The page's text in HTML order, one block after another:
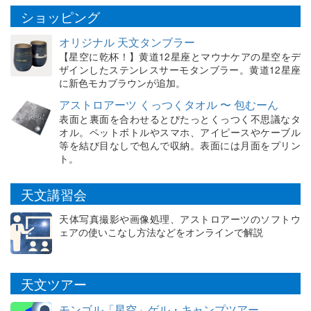
ショッピング
オリジナル 天文タンブラー
【星空に乾杯！】黄道12星座とマウナケアの星空をデ
ザインしたステンレスサーモタンブラー。黄道12星座
に新色モカブラウンが追加。
アストロアーツ くっつくタオル 〜 包むーん
表面と裏面を合わせるとぴたっとくっつく不思議なタ
オル。ペットボトルやスマホ、アイピースやケーブル
等を結び目なしで包んで収納。表面には月面をプリン
ト。
天文講習会
天体写真撮影や画像処理、アストロアーツのソフトウ
ェアの使いこなし方法などをオンラインで解説
天文ツアー